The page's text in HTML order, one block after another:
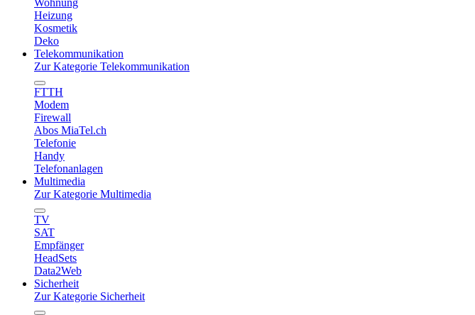
Wohnung
Heizung
Kosmetik
Deko
Telekommunikation
Zur Kategorie Telekommunikation
FTTH
Modem
Firewall
Abos MiaTel.ch
Telefonie
Handy
Telefonanlagen
Multimedia
Zur Kategorie Multimedia
TV
SAT
Empfänger
HeadSets
Data2Web
Sicherheit
Zur Kategorie Sicherheit